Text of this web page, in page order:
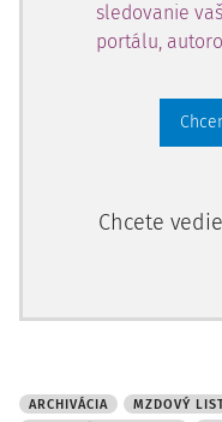
uchádza o prvé
ktoré súvisia s
jazykov a pod.). Od
zamestnávaný,
zamestnaní.
zamestnávateľ
V rámci pracovného
zamestnávateľ podľa§
sledovanie
portálu,
Chcete
ARCHIVÁCIA MZDOVÝ